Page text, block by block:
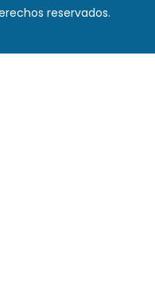
reservados.